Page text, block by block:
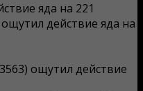
яда на 221
ощутил действие яда на
ощутил действие